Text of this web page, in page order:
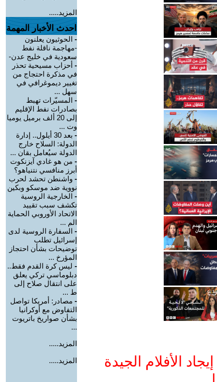
الأفلام الجيدة
المزيد.....
احدث الأخبار المهمة
- الحوثيون يعلنون
-مهاجمة ناقلة نفط
سعودية في خليج عدن-
- أحزاب مسيحية تحذر
في مذكرة احتجاج من
تغيير ديموغرافي في
سهل ...
- المسيّرات تهبط
بصادرات نفط الإقليم
إلى 20 ألف برميل يوميا
وت ...
-
بعد 30 أيلول.. إدارة
الدولة: السلاح خارج
الدولة سيُعامل بقان ...
- من هو غادي آيزنكوت
أبرز منافسي نتنياهو؟
- واشنطن تحشد لحرب
نووية ضد موسكو وبكين
- الخارجية الروسية
تكشف سبب تقييد
الاتحاد الأوروبي الحماية
الم ...
- السفارة الروسية لدى
إسرائيل تطلب
توضيحات بشأن احتجاز
المؤرخ ...
- ليس كرة القدم فقط..
دبلوماسي تركي يعلق
على انتقال صلاح إلى
ط ...
- مصادر: أمريكا تواصل
التفاوض مع أوكرانيا
بشأن صواريخ باتريوت
...
المزيد.....
المزيد.....